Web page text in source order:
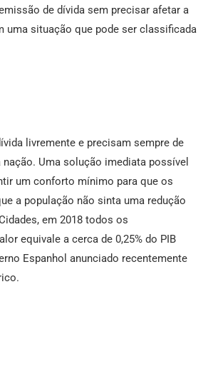
de dívida sem precisar afetar a
uma situação que pode ser classificada
livremente e precisam sempre de
Uma solução imediata possível
um conforto mínimo para que os
a população não sinta uma redução
em 2018 todos os
equivale a cerca de 0,25% do PIB
Espanhol anunciado recentemente